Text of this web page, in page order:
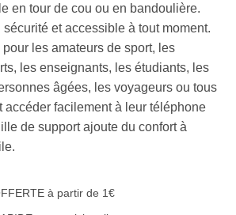
en tour de cou ou en bandoulière.
et accessible à tout moment.
les amateurs de sport, les
les enseignants, les étudiants, les
âgées, les voyageurs ou tous
accéder facilement à leur téléphone
de support ajoute du confort à
à partir de 1€